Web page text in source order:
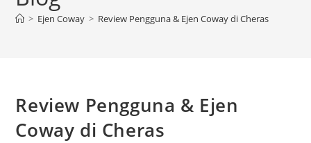
> Ejen Coway > Review Pengguna & Ejen Coway di Cheras
Review Pengguna & Ejen
Coway di Cheras